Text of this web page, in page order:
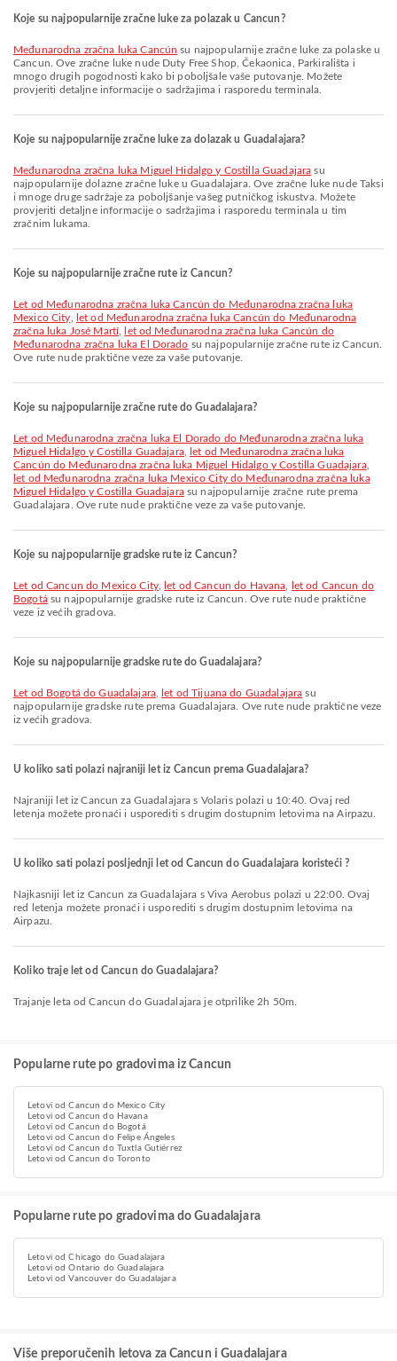
Koje su najpopularnije zračne luke za polazak u Cancun?
Međunarodna zračna luka Cancún su najpopularnije zračne luke za polaske u
Cancun. Ove zračne luke nude Duty Free Shop, Čekaonica, Parkirališta i
mnogo drugih pogodnosti kako bi poboljšale vaše putovanje. Možete
provjeriti detaljne informacije o sadržajima i rasporedu terminala.
Koje su najpopularnije zračne luke za dolazak u Guadalajara?
Međunarodna zračna luka Miguel Hidalgo y Costilla Guadajara su
najpopularnije dolazne zračne luke u Guadalajara. Ove zračne luke nude Taksi
i mnoge druge sadržaje za poboljšanje vašeg putničkog iskustva. Možete
provjeriti detaljne informacije o sadržajima i rasporedu terminala u tim
zračnim lukama.
Koje su najpopularnije zračne rute iz Cancun?
let od Međunarodna zračna luka Cancún do Međunarodna zračna luka
Mexico City
let od Međunarodna zračna luka Cancún do Međunarodna
zračna luka José Martí
let od Međunarodna zračna luka Cancún do
Međunarodna zračna luka El Dorado su najpopularnije zračne rute iz Cancun.
Ove rute nude praktične veze za vaše putovanje.
Koje su najpopularnije zračne rute do Guadalajara?
let od Međunarodna zračna luka El Dorado do Međunarodna zračna luka
Miguel Hidalgo y Costilla Guadajara,
let od Međunarodna zračna luka
Cancún do Međunarodna zračna luka Miguel Hidalgo y Costilla Guadajara,
let od Međunarodna zračna luka Mexico City do Međunarodna zračna luka
Miguel Hidalgo y Costilla Guadajarasu najpopularnije zračne rute prema
Guadalajara. Ove rute nude praktične veze za vaše putovanje.
Koje su najpopularnije gradske rute iz Cancun?
let od Cancun do Mexico City, let od Cancun do Havana
let od Cancun do
Bogotásu najpopularnije gradske rute iz Cancun. Ove rute nude praktične
veze iz većih gradova.
Koje su najpopularnije gradske rute do Guadalajara?
let od Bogotá do Guadalajara, let od Tijuana do Guadalajara su
najpopularnije gradske rute prema Guadalajara. Ove rute nude praktične veze
iz većih gradova.
U koliko sati polazi najraniji let iz Cancun prema Guadalajara?
Najraniji let iz Cancun za Guadalajara s Volaris polazi u 10:40. Ovaj red
letenja možete pronaći i usporediti s drugim dostupnim letovima na Airpazu.
U koliko sati polazi posljednji let od Cancun do Guadalajara koristeći ?
Najkasniji let iz Cancun za Guadalajara s Viva Aerobus polazi u 22:00. Ovaj
red letenja možete pronaći i usporediti s drugim dostupnim letovima na
Airpazu.
Koliko traje let od Cancun do Guadalajara?
Trajanje leta od Cancun do Guadalajara je otprilike 2h 50m.
Popularne rute po gradovima iz Cancun
Letovi od Cancun do Mexico City
Letovi od Cancun do Havana
Letovi od Cancun do Bogotá
Letovi od Cancun do Felipe Ángeles
Letovi od Cancun do Tuxtla Gutiérrez
Letovi od Cancun do Toronto
Popularne rute po gradovima do Guadalajara
Letovi od Chicago do Guadalajara
Letovi od Ontario do Guadalajara
Letovi od Vancouver do Guadalajara
Više preporučenih letova za Cancun i Guadalajara